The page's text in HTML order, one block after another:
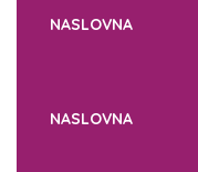
NASLOVNA
NASLOVNA